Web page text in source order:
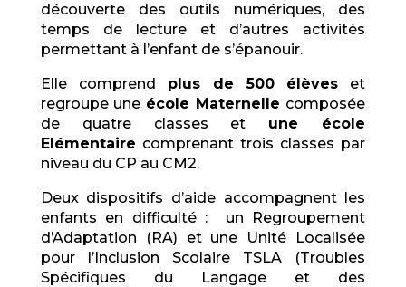
découverte des outils numériques, des
temps de lecture et d’autres activités
permettant à l’enfant de s’épanouir.
Elle comprend plus de 500 élèves et
regroupe une école Maternelle composée
de quatre classes et une école
Elémentaire comprenant trois classes par
niveau du CP au CM2.
Deux dispositifs d’aide accompagnent les
enfants en difficulté : un Regroupement
d’Adaptation (RA) et une Unité Localisée
pour l’Inclusion Scolaire TSLA (Troubles
Spécifiques du Langage et des